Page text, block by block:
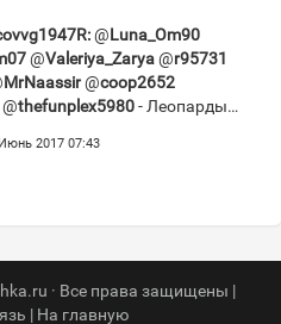
@Luna_Om90
@Valeriya_Zarya@r95731
MrNaassir@coop2652
@thefunplex5980- Леопарды…
2017 07:43
· Все права защищены |
| На главную